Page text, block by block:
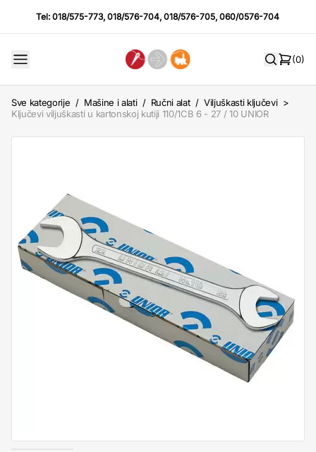
Tel:018/575-773,018/576-704,018/576-705,060/0576-704
(0)
Sve kategorije / Mašine i alati / Ručni alat / Viljuškasti ključevi >
Ključevi viljuškasti u kartonskoj kutiji 110/1CB 6 - 27 / 10 UNIOR